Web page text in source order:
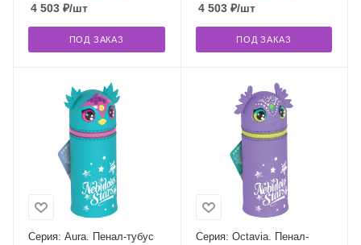
4 503 ₽/шт
ПОД ЗАКАЗ
4 503₽/шт
ПОД ЗАКАЗ
Серия: Aura. Пенал-тубус
Серия: Octavia. Пенал-